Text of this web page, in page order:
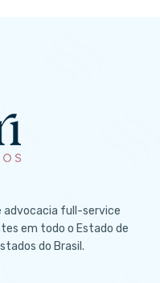
advocacia full-service
em todo o Estado de
do Brasil.